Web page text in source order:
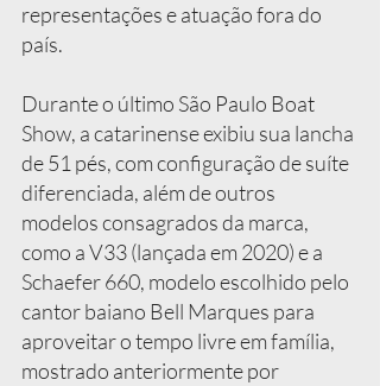
representações e atuação fora do
país.
Durante o último São Paulo Boat
Show, a catarinense exibiu sua lancha
de 51 pés, com configuração de suíte
diferenciada, além de outros
modelos consagrados da marca,
como a V33 (lançada em 2020) e a
Schaefer 660, modelo escolhido pelo
cantor baiano Bell Marques para
aproveitar o tempo livre em família,
mostrado anteriormente por